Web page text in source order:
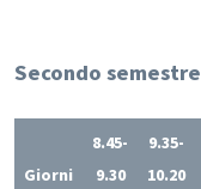
Secondo semestre
Giorni
8.45-
9.30
9.35-
10.20